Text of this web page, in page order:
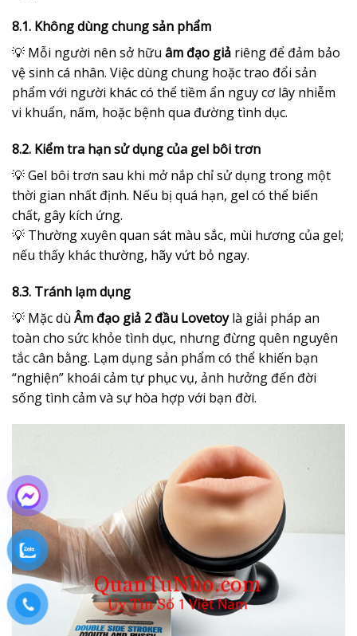
8.1. Không dùng chung sản phẩm
💡 Mỗi người nên sở hữu âm đạo giả riêng để đảm bảo
vệ sinh cá nhân. Việc dùng chung hoặc trao đổi sản
phẩm với người khác có thể tiềm ẩn nguy cơ lây nhiễm
vi khuẩn, nấm, hoặc bệnh qua đường tình dục.
8.2. Kiểm tra hạn sử dụng của gel bôi trơn
💡 Gel bôi trơn sau khi mở nắp chỉ sử dụng trong một
thời gian nhất định. Nếu bị quá hạn, gel có thể biến
chất, gây kích ứng.
💡 Thường xuyên quan sát màu sắc, mùi hương của gel;
nếu thấy khác thường, hãy vứt bỏ ngay.
8.3. Tránh lạm dụng
💡 Mặc dù Âm đạo giả 2 đầu Lovetoylà giải pháp an
toàn cho sức khỏe tình dục, nhưng đừng quên nguyên
tắc cân bằng. Lạm dụng sản phẩm có thể khiến bạn
“nghiện” khoái cảm tự phục vụ, ảnh hưởng đến đời
sống tình cảm và sự hòa hợp với bạn đời.